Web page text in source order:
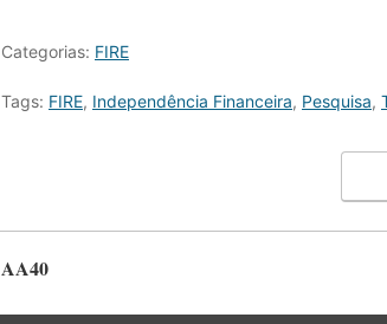
Categorias: FIRE
Tags: FIRE, Independência Financeira, Pesquisa,
AA40